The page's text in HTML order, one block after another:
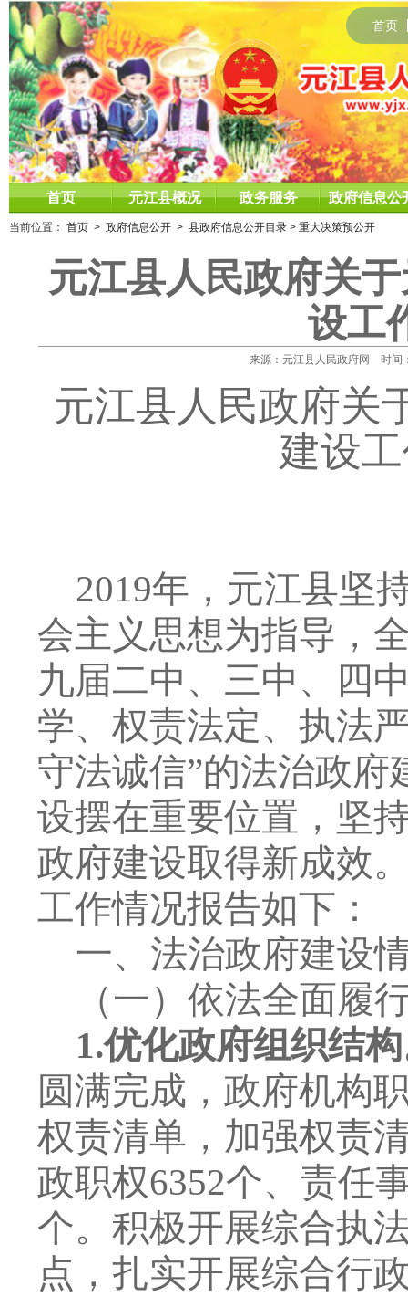
首页
首页 元江县概况 政务服务 政府信息公
当前位置： 首页 > 政府信息公开 > 县政府信息公开目录 > 重大决策预公开
元江县人民政府关
设工
来源：元江县人民政府网 时间
元江县人民政府关
建设
2019年，元江县坚
会主义思想为指导，
九届二中、三中、四
学、权责法定、执法
守法诚信”的法治政府
设摆在重要位置，坚
政府建设取得新成效
工作情况报告如下：
一、 法治政府建设
（一）依法全面履
1.优化政府组织结
圆满完成，政府机构
权责清单，加强权责
政职权6352个、责任
个。积极开展综合执
点，扎实开展综合行